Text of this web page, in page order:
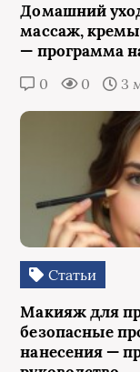
Домашний
массаж, кремы
— программа
0 0 3
Статьи
Макияж для
безопасные
нанесения —